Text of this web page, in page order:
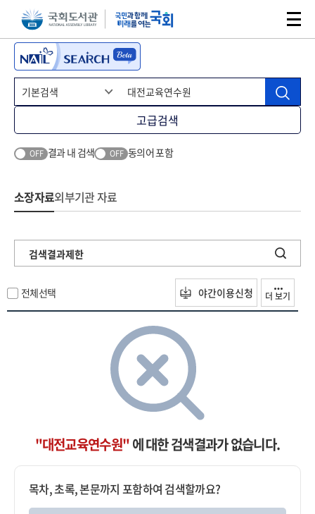
본문 바로가기주메뉴 바로가기
고급검색
OFF 결과 내 검색 OFF 동의어 포함
소장자료외부기관 자료
검색결과제한
전체선택 야간이용신청 더 보기
"대전교육연수원"에 대한 검색결과가 없습니다.
목차, 초록, 본문까지 포함하여 검색할까요?